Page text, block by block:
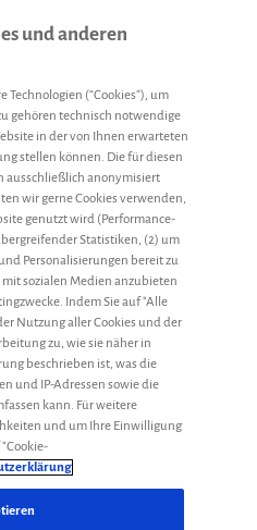
TELEFONNUMMER
8
(0381) 494 72 55
55
und anderen
(“Cookies”), um
gehören technisch notwendige
in der von Ihnen erwarteten
stellen können. Die für diesen
ausschließlich anonymisiert
wir gerne Cookies verwenden,
genutzt wird (Performance-
Statistiken, (2) um
Personalisierungen bereit zu
sozialen Medien anzubieten
Indem Sie auf "Alle
Nutzung aller Cookies und der
zu, wie sie näher in
beschrieben ist, was die
und IP-Adressen sowie die
kann. Für weitere
und um Ihre Einwilligung